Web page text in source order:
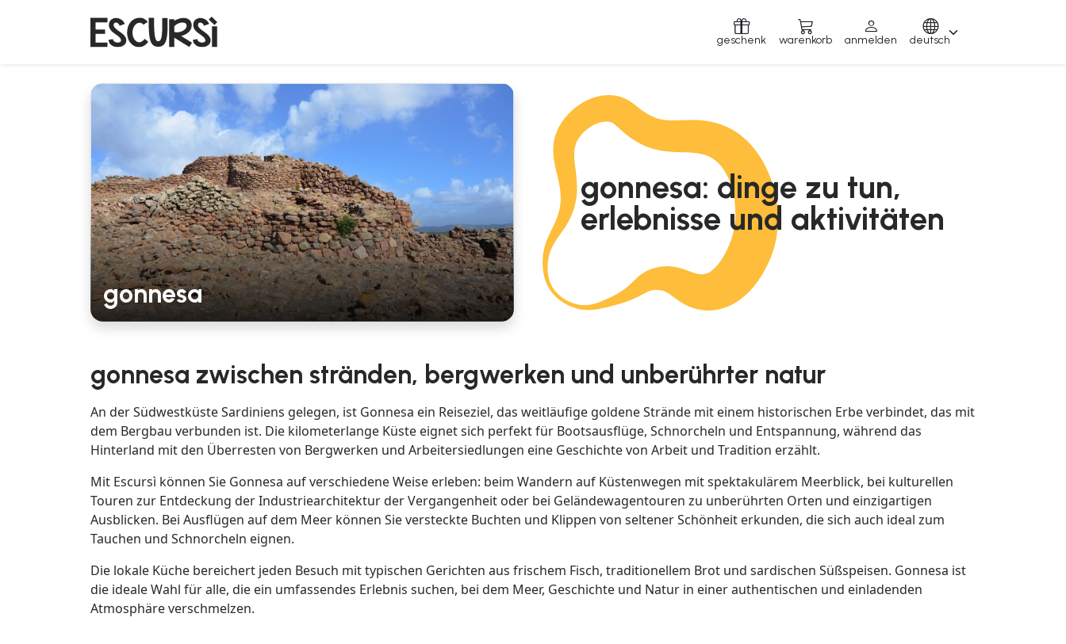
geschenk warenkorb anmelden deutsch
gonnesa: dinge zu tun,
erlebnisse und aktivitäten
gonnesa
gonnesa zwischen stränden, bergwerken und unberührter natur
An der Südwestküste Sardiniens gelegen, ist Gonnesa ein Reiseziel, das weitläufige goldene Strände mit einem historischen Erbe verbindet, das mit
dem Bergbau verbunden ist. Die kilometerlange Küste eignet sich perfekt für Bootsausflüge, Schnorcheln und Entspannung, während das
Hinterland mit den Überresten von Bergwerken und Arbeitersiedlungen eine Geschichte von Arbeit und Tradition erzählt.
Mit Escursì können Sie Gonnesa auf verschiedene Weise erleben: beim Wandern auf Küstenwegen mit spektakulärem Meerblick, bei kulturellen
Touren zur Entdeckung der Industriearchitektur der Vergangenheit oder bei Geländewagentouren zu unberührten Orten und einzigartigen
Ausblicken. Bei Ausflügen auf dem Meer können Sie versteckte Buchten und Klippen von seltener Schönheit erkunden, die sich auch ideal zum
Tauchen und Schnorcheln eignen.
Die lokale Küche bereichert jeden Besuch mit typischen Gerichten aus frischem Fisch, traditionellem Brot und sardischen Süßspeisen. Gonnesa ist
die ideale Wahl für alle, die ein umfassendes Erlebnis suchen, bei dem Meer, Geschichte und Natur in einer authentischen und einladenden
Atmosphäre verschmelzen.